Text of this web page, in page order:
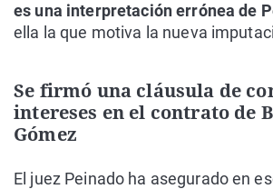
es una interpretación errónea de
ella la que motiva la nueva
Se firmó una cláusula de
intereses en el contrato de
Gómez
El juez Peinado ha asegurado en